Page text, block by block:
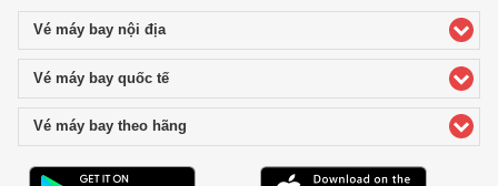
Vé máy bay nội địaclick to expand contents
Vé máy bay quốc tếclick to expand contents
Vé máy bay theo hãng